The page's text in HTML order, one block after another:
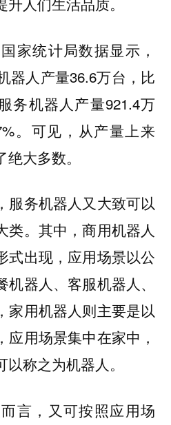
家统计局数据显示，
器人产量36.6万台，比
务机器人产量921.4万
。可见，从产量上来
大多数。
服务机器人又大致可以
类。其中，商用机器人
式出现，应用场景以公
器人、客服机器人、
家用机器人则主要是以
应用场景集中在家中，
称之为机器人。
言，又可按照应用场